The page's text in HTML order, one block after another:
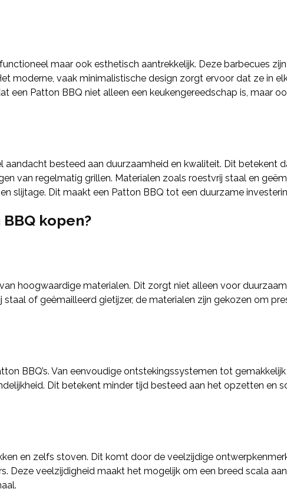
maar ook esthetisch aantrekkelijk. Deze barbecues
moderne, vaak minimalistische design zorgt ervoor dat ze in
een Patton BBQ niet alleen een keukengereedschap is, maar
aandacht besteed aan duurzaamheid en kwaliteit. Dit betekent
van regelmatig grillen. Materialen zoals roestvrij staal en
slijtage. Dit maakt een Patton BBQ tot een duurzame
kopen?
hoogwaardige materialen. Dit zorgt niet alleen voor
of geëmailleerd gietijzer, de materialen zijn gekozen om
BBQ’s. Van eenvoudige ontstekingssystemen tot
Dit betekent minder tijd besteed aan het opzetten en
en zelfs stoven. Dit komt door de veelzijdige
Deze veelzijdigheid maakt het mogelijk om een breed scala